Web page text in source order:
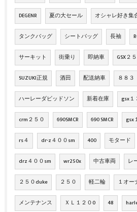
DEGENR 夏の大セール オシャレ好き集
タンクバッグ シートバッグ 長袖
サーキット 街乗り 即納車 GSX２
SUZUKI正規 酒田 配送納車 ８８３
ハーレーダビッドソン 新着在庫 gsx
crm２５０ 690SMCR 690 SMCR gsx
rs４ dr-z４００sm 400 モタード
drz４００sm wr250x 中古車両 レ
２５０duke ２５０ 軽二輪 １オー
メンテナンス ＸＬ１２０0 48